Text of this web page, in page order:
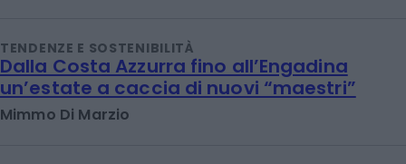
TENDENZE E SOSTENIBILITÀ
Dalla Costa Azzurra fino all’Engadina
un’estate a caccia di nuovi “maestri”
Mimmo Di Marzio